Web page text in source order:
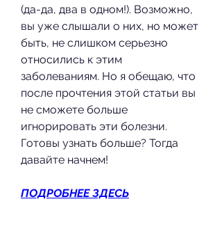
(да-да, два в одном!). Возможно,
вы уже слышали о них, но может
быть, не слишком серьезно
относились к этим
заболеваниям. Но я обещаю, что
после прочтения этой статьи вы
не сможете больше
игнорировать эти болезни.
Готовы узнать больше? Тогда
давайте начнем!
ПОДРОБНЕЕ ЗДЕСЬ